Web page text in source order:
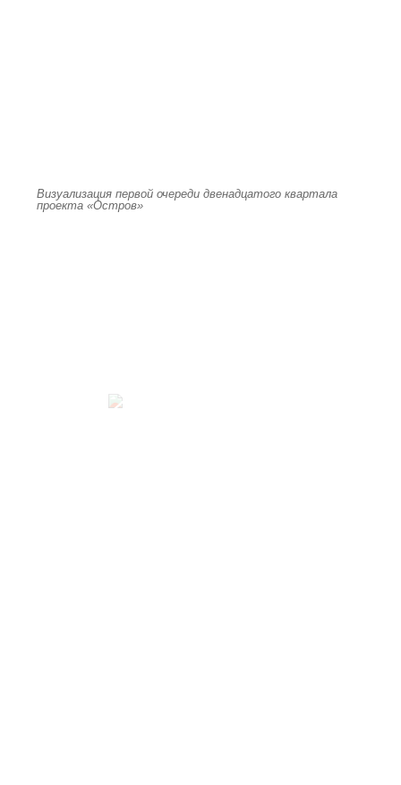
Визуализация первой очереди двенадцатого квартала
проекта «Остров»